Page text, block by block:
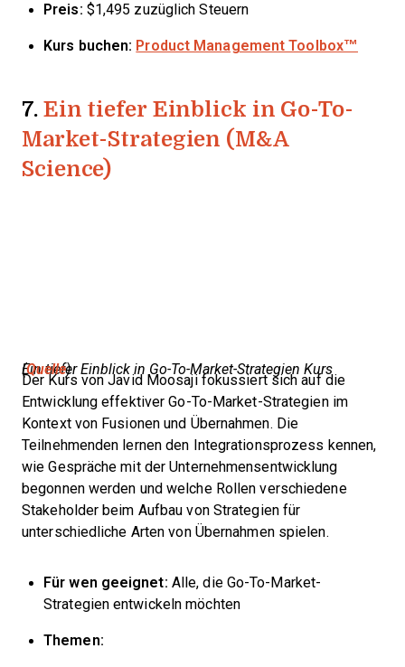
Preis: $1,495 zuzüglich Steuern
Kurs buchen: Product Management Toolbox™
7.Ein tiefer Einblick in Go-To-
Market-Strategien (M&A
Science)
Ein tiefer Einblick in Go-To-Market-Strategien Kurs (Quelle)
Der Kurs von Javid Moosaji fokussiert sich auf die
Entwicklung effektiver Go-To-Market-Strategien im
Kontext von Fusionen und Übernahmen. Die
Teilnehmenden lernen den Integrationsprozess kennen,
wie Gespräche mit der Unternehmensentwicklung
begonnen werden und welche Rollen verschiedene
Stakeholder beim Aufbau von Strategien für
unterschiedliche Arten von Übernahmen spielen.
Für wen geeignet: Alle, die Go-To-Market-
Strategien entwickeln möchten
Themen: